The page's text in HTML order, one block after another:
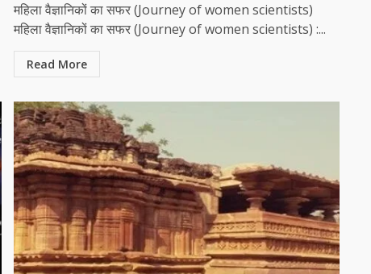
महिला वैज्ञानिकों का सफर (Journey of women scientists)
महिला वैज्ञानिकों का सफर (Journey of women scientists) :...
Read More